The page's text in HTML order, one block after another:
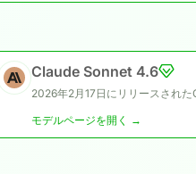
Claude Sonnet 4.6
モデルページを開く →